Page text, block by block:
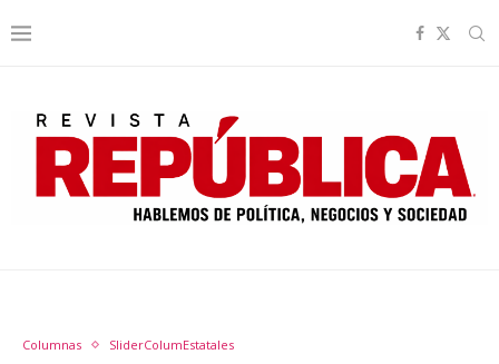
Columnas SliderColumEstatales